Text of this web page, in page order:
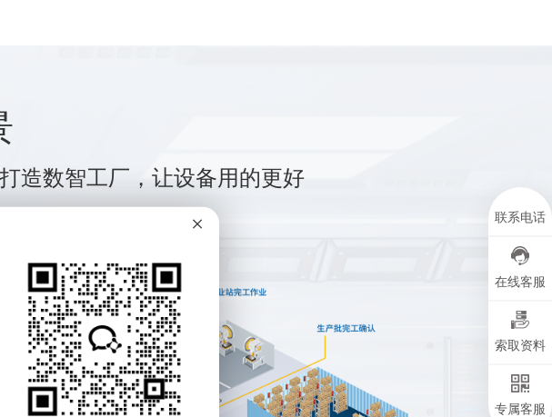
造数智工厂，让设备用的更好
× 联系电话
在线客服
索取资料
专属客服